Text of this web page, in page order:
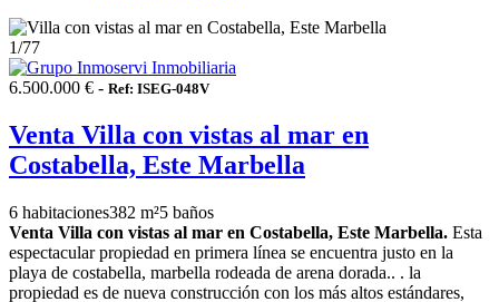
1/77
6.500.000 € - Ref: ISEG-048V
Venta Villa con vistas al mar en
Costabella, Este Marbella
6 habitaciones382 m²5 baños
Venta Villa con vistas al mar en Costabella, Este Marbella. Esta
espectacular propiedad en primera línea se encuentra justo en la
playa de costabella, marbella rodeada de arena dorada.. . la
propiedad es de nueva construcción con los más altos estándares,